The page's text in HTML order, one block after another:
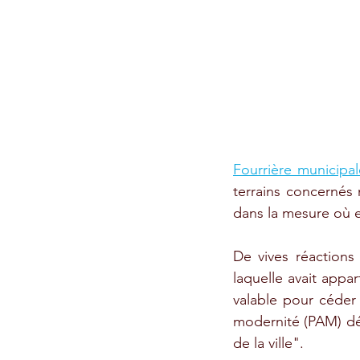
Fourrière
terrains concernés
dans la mesure où
De vives
laquelle avait
valable pour
modernité (PAM)
de la ville".